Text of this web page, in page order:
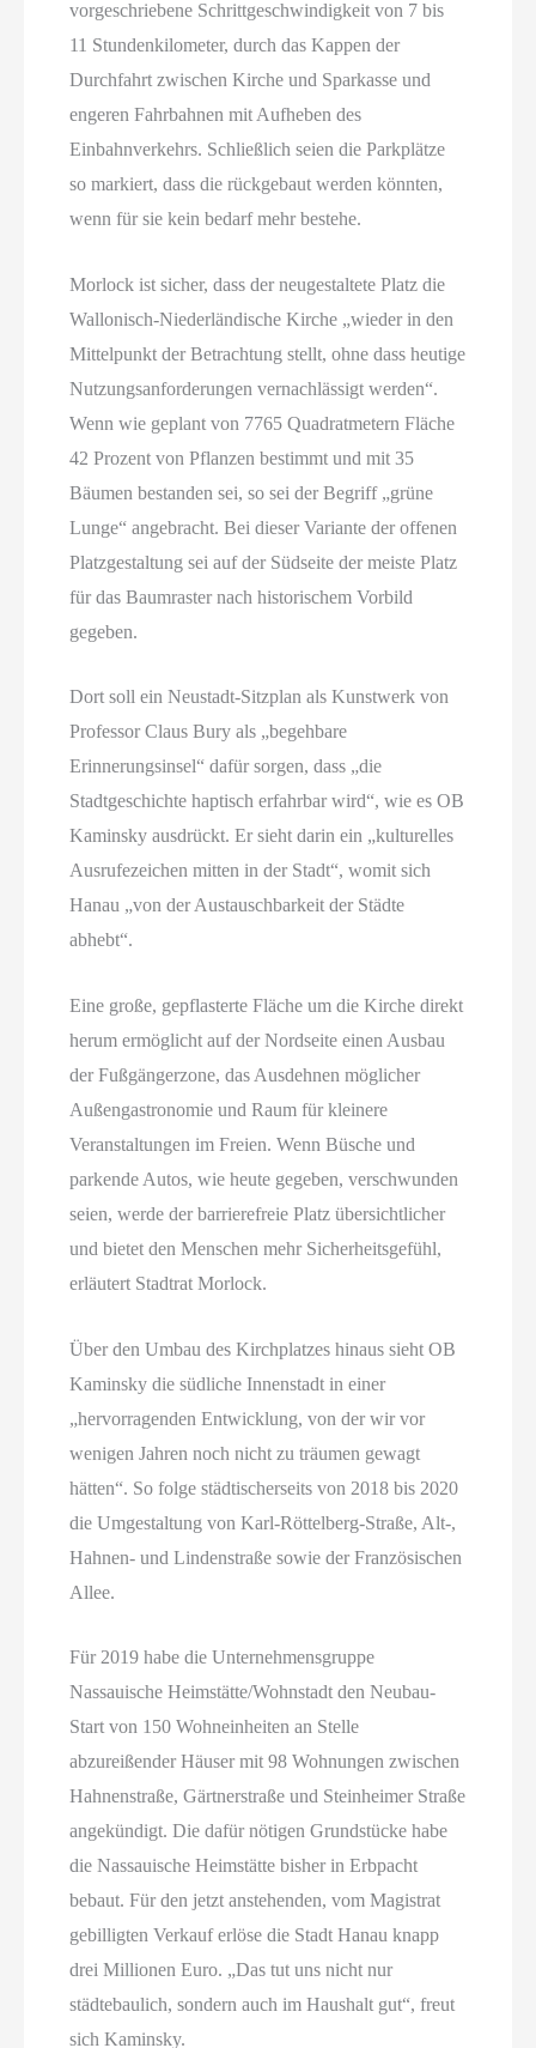
vorgeschriebene Schrittgeschwindigkeit von 7 bis
11 Stundenkilometer, durch das Kappen der
Durchfahrt zwischen Kirche und Sparkasse und
engeren Fahrbahnen mit Aufheben des
Einbahnverkehrs. Schließlich seien die Parkplätze
so markiert, dass die rückgebaut werden könnten,
wenn für sie kein bedarf mehr bestehe.
Morlock ist sicher, dass der neugestaltete Platz die
Wallonisch-Niederländische Kirche „wieder in den
Mittelpunkt der Betrachtung stellt, ohne dass heutige
Nutzungsanforderungen vernachlässigt werden“.
Wenn wie geplant von 7765 Quadratmetern Fläche
42 Prozent von Pflanzen bestimmt und mit 35
Bäumen bestanden sei, so sei der Begriff „grüne
Lunge“ angebracht. Bei dieser Variante der offenen
Platzgestaltung sei auf der Südseite der meiste Platz
für das Baumraster nach historischem Vorbild
gegeben.
Dort soll ein Neustadt-Sitzplan als Kunstwerk von
Professor Claus Bury als „begehbare
Erinnerungsinsel“ dafür sorgen, dass „die
Stadtgeschichte haptisch erfahrbar wird“, wie es OB
Kaminsky ausdrückt. Er sieht darin ein „kulturelles
Ausrufezeichen mitten in der Stadt“, womit sich
Hanau „von der Austauschbarkeit der Städte
abhebt“.
Eine große, gepflasterte Fläche um die Kirche direkt
herum ermöglicht auf der Nordseite einen Ausbau
der Fußgängerzone, das Ausdehnen möglicher
Außengastronomie und Raum für kleinere
Veranstaltungen im Freien. Wenn Büsche und
parkende Autos, wie heute gegeben, verschwunden
seien, werde der barrierefreie Platz übersichtlicher
und bietet den Menschen mehr Sicherheitsgefühl,
erläutert Stadtrat Morlock.
Über den Umbau des Kirchplatzes hinaus sieht OB
Kaminsky die südliche Innenstadt in einer
„hervorragenden Entwicklung, von der wir vor
wenigen Jahren noch nicht zu träumen gewagt
hätten“. So folge städtischerseits von 2018 bis 2020
die Umgestaltung von Karl-Röttelberg-Straße, Alt-,
Hahnen- und Lindenstraße sowie der Französischen
Allee.
Für 2019 habe die Unternehmensgruppe
Nassauische Heimstätte/Wohnstadt den Neubau-
Start von 150 Wohneinheiten an Stelle
abzureißender Häuser mit 98 Wohnungen zwischen
Hahnenstraße, Gärtnerstraße und Steinheimer Straße
angekündigt. Die dafür nötigen Grundstücke habe
die Nassauische Heimstätte bisher in Erbpacht
bebaut. Für den jetzt anstehenden, vom Magistrat
gebilligten Verkauf erlöse die Stadt Hanau knapp
drei Millionen Euro. „Das tut uns nicht nur
städtebaulich, sondern auch im Haushalt gut“, freut
sich Kaminsky.